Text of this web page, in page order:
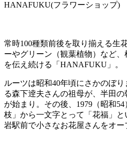
HANAFUKU(フラワーショップ)
常時100種類前後を取り揃える生
ーやグリーン（観葉植物）など
を伝え続ける「HANAFUKU」。
ルーツは昭和40年頃にさかのぼ
る森下逹夫さんの祖母が、半田
が始まり。その後、1979（昭和
枝」から一文字とって「花福」
岩駅前で小さなお花屋さんをオー